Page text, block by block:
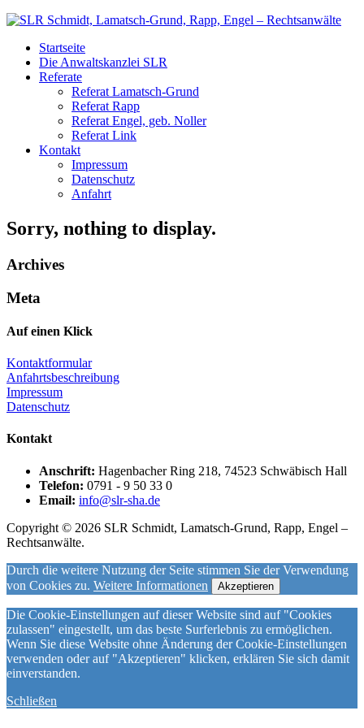
Startseite
Die Anwaltskanzlei SLR
Referate
Referat Lamatsch-Grund
Referat Rapp
Referat Engel, geb. Noller
Referat Link
Kontakt
Impressum
Datenschutz
Anfahrt
Sorry, nothing to display.
Archives
Meta
Auf einen Klick
Kontaktformular
Anfahrtsbeschreibung
Impressum
Datenschutz
Kontakt
Anschrift: Hagenbacher Ring 218, 74523 Schwäbisch Hall
Telefon: 0791 - 9 50 33 0
Email: info@slr-sha.de
Copyright © 2026 SLR Schmidt, Lamatsch-Grund, Rapp, Engel –
Rechtsanwälte.
Durch die weitere Nutzung der Seite stimmen Sie der Verwendung
von Cookies zu. Weitere Informationen Akzeptieren
Die Cookie-Einstellungen auf dieser Website sind auf "Cookies
zulassen" eingestellt, um das beste Surferlebnis zu ermöglichen.
Wenn Sie diese Website ohne Änderung der Cookie-Einstellungen
verwenden oder auf "Akzeptieren" klicken, erklären Sie sich damit
einverstanden.
Schließen